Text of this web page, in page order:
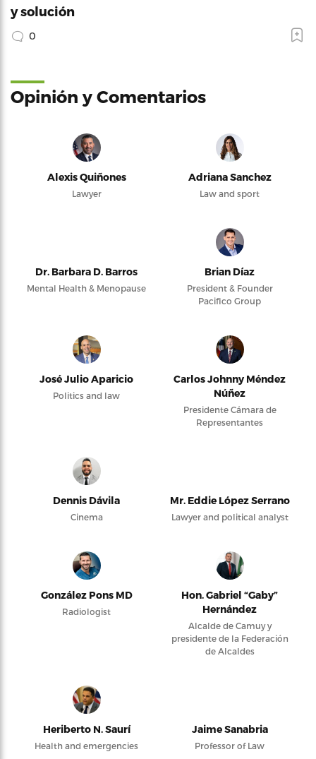
y solución
0
Opinión y Comentarios
Alexis Quiñones
Lawyer
Adriana Sanchez
Law and sport
Dr. Barbara D. Barros
Mental Health & Menopause
Brian Díaz
President & Founder
Pacifico Group
José Julio Aparicio
Politics and law
Carlos Johnny Méndez
Núñez
Presidente Cámara de
Representantes
Dennis Dávila
Cinema
Mr. Eddie López Serrano
Lawyer and political analyst
González Pons MD
Radiologist
Hon. Gabriel “Gaby”
Hernández
Alcalde de Camuy y
presidente de la Federación
de Alcaldes
Heriberto N. Saurí
Health and emergencies
Jaime Sanabria
Professor of Law